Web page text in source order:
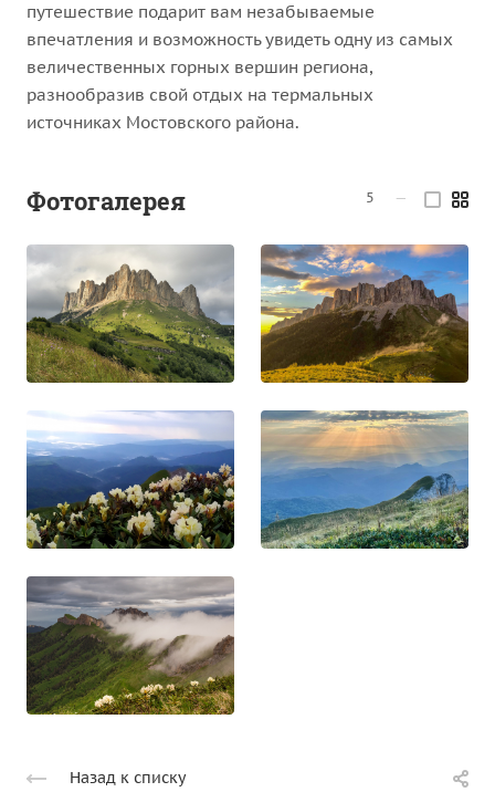
путешествие подарит вам незабываемые
впечатления и возможность увидеть одну из самых
величественных горных вершин региона,
разнообразив свой отдых на термальных
источниках Мостовского района.
Фотогалерея 5 —
Назад к списку